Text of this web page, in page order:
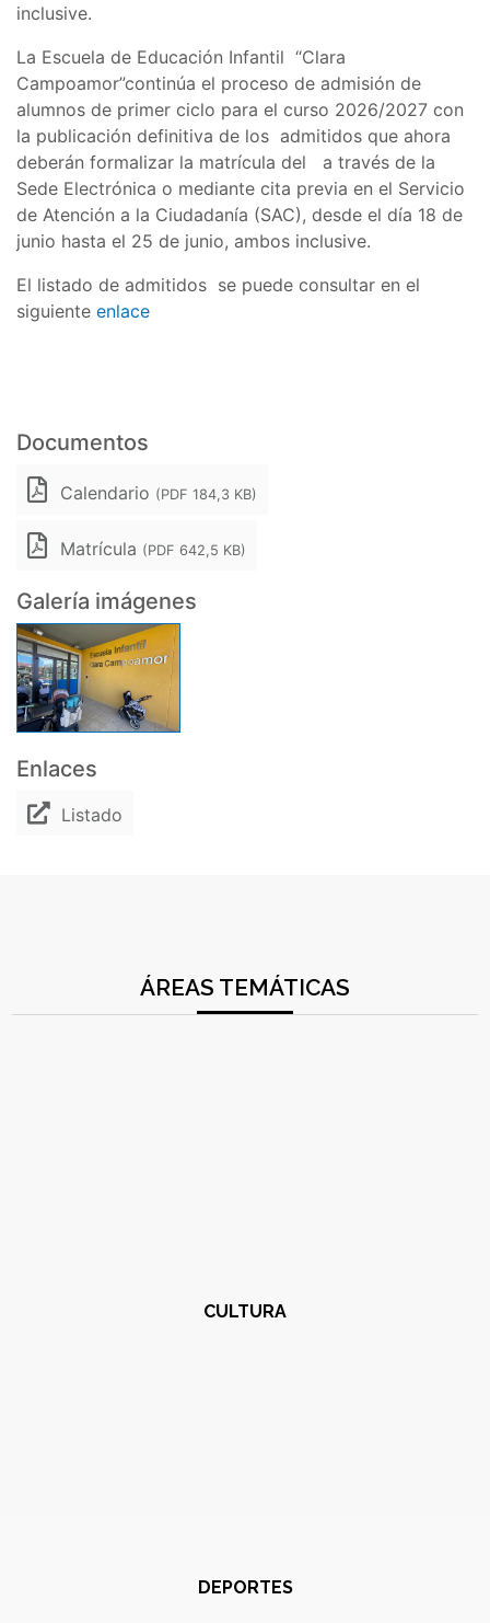
inclusive.
La Escuela de Educación Infantil “Clara
Campoamor”continúa el proceso de admisión de
alumnos de primer ciclo para el curso 2026/2027 con
la publicación definitiva de los admitidos que ahora
deberán formalizar la matrícula del a través de la
Sede Electrónica o mediante cita previa en el Servicio
de Atención a la Ciudadanía (SAC), desde el día 18 de
junio hasta el 25 de junio, ambos inclusive.
El listado de admitidos se puede consultar en el
siguiente enlace
Documentos
Calendario (PDF 184,3 KB)
Matrícula (PDF 642,5 KB)
Galería imágenes
Enlaces
Listado
ÁREAS TEMÁTICAS
CULTURA
DEPORTES